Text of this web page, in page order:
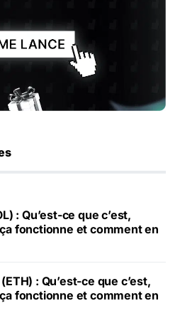
: Qu’est-ce que c’est,
fonctionne et comment en
: Qu’est-ce que c’est,
fonctionne et comment en